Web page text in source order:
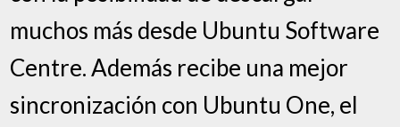
muchos más desde Ubuntu Software
Centre. Además recibe una mejor
sincronización con Ubuntu One, el